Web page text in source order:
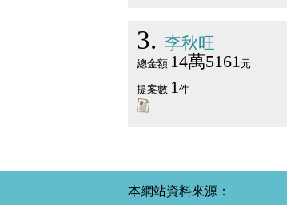
3 李秋旺
總金額 14萬5161元
提案數 1件
本網站資料來源：